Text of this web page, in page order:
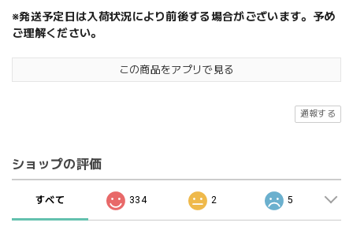
※発送予定日は入荷状況により前後する場合がございます。予め
ご理解ください。
この商品をアプリで見る
通報する
ショップの評価
すべて 334 2 5